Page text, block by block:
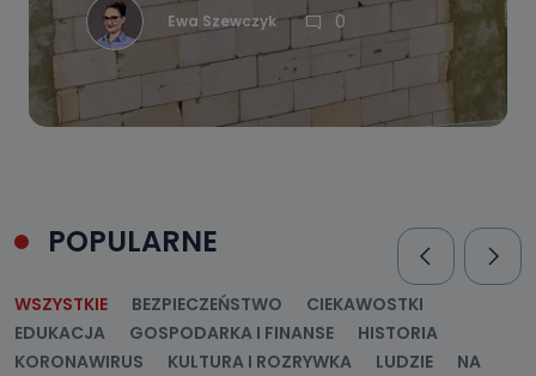
Ewa Szewczyk 0
POPULARNE
WSZYSTKIE BEZPIECZEŃSTWO
CIEKAWOSTKI
EDUKACJA
GOSPODARKA I FINANSE
HISTORIA
KORONAWIRUS
KULTURA I ROZRYWKA LUDZIE
NA